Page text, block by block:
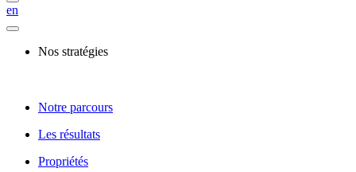
en
Nos stratégies
Notre parcours
Les résultats
Propriétés